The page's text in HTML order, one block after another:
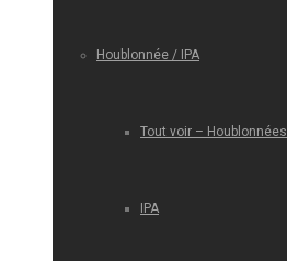
Houblonnée / IPA
Tout voir – Houblonnées
IPA